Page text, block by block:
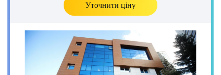
Уточнити ціну